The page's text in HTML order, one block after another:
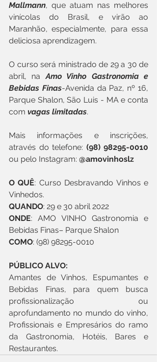
Mallmann, que atuam nas melhores
vinícolas do Brasil, e virão ao
Maranhão, especialmente, para essa
deliciosa aprendizagem.
O curso será ministrado de 29 a 30 de
abril, na Amo Vinho Gastronomia e
Bebidas Finas-Avenida da Paz, nº 16,
Parque Shalon, São Luis - MA e conta
com vagas limitadas.
Mais informações e inscrições,
através do telefone: (98) 98295-0010
ou pelo Instagram: @amovinhoslz
O QUÊ: Curso Desbravando Vinhos e
Vinhedos.
QUANDO: 29 e 30 abril 2022
ONDE: AMO VINHO Gastronomia e
Bebidas Finas– Parque Shalon
COMO: (98) 98295-0010
PÚBLICO ALVO:
Amantes de Vinhos, Espumantes e
Bebidas Finas, para quem busca
profissionalização ou
aprofundamento no mundo do vinho,
Profissionais e Empresários do ramo
da Gastronomia, Hotéis, Bares e
Restaurantes.